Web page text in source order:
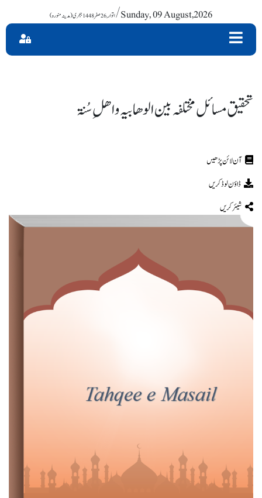
اتوار , 26 صفر 1448 ہجری (مدینہ منورہ)/ Sunday, 09 August,2026
تحقیق مسائل مختلفہ بین الوھابیہ واھلِ سُنۃ
ڈاؤن لوڈ کریں
شیئر کریں